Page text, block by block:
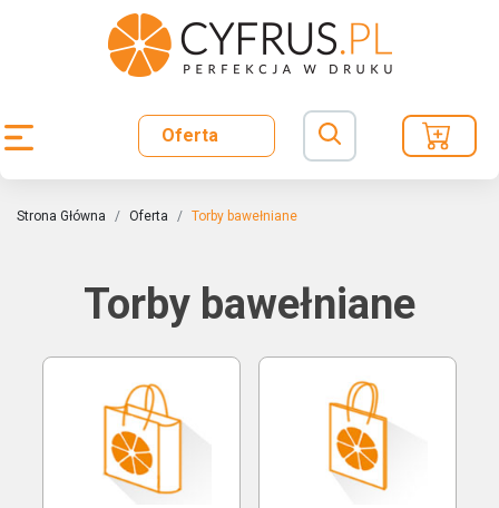
Oferta
Strona Główna Oferta Torby bawełniane
Torby bawełniane